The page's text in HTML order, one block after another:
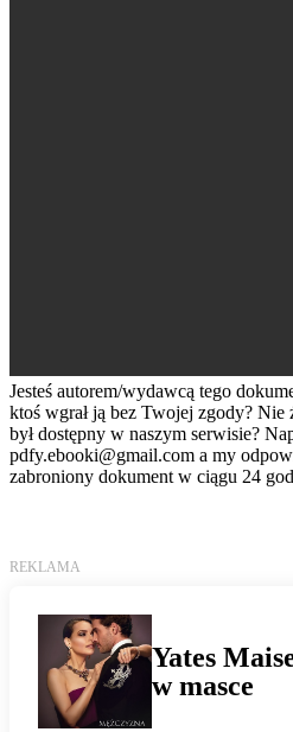
Jesteś autorem/wydawcą tego
ktoś wgrał ją bez Twojej zgody? Nie
był dostępny w naszym serwisie?
pdfy.ebooki@gmail.com a my
zabroniony dokument w ciągu 24